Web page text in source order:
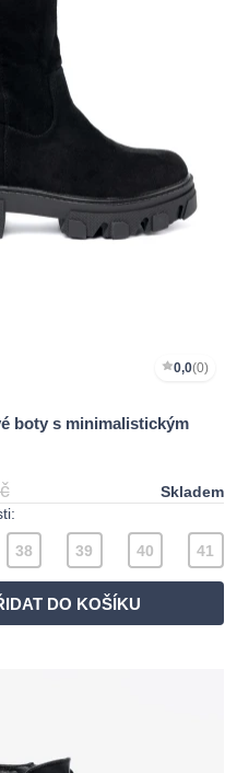
0,0(0)
boty s minimalistickým
Skladem
38 39 40 41